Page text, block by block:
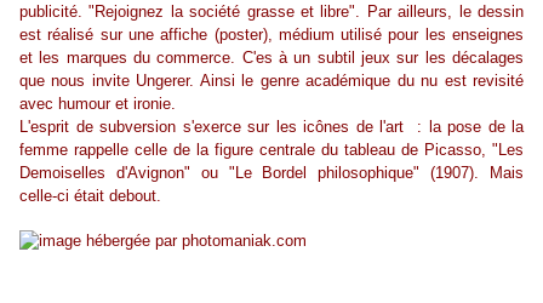
publicité. "Rejoignez la société grasse et libre". Par ailleurs, le dessin
est réalisé sur une affiche (poster), médium utilisé pour les enseignes
et les marques du commerce. C'es à un subtil jeux sur les décalages
que nous invite Ungerer. Ainsi le genre académique du nu est revisité
avec humour et ironie.
L'esprit de subversion s'exerce sur les icônes de l'art : la pose de la
femme rappelle celle de la figure centrale du tableau de Picasso, "Les
Demoiselles d'Avignon" ou "Le Bordel philosophique" (1907). Mais
celle-ci était debout.